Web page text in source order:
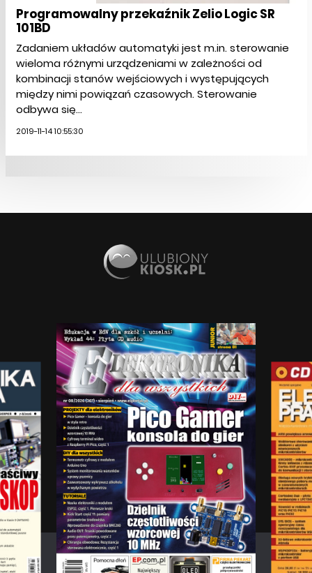
Programowalny przekaźnik Zelio Logic SR
101BD
Zadaniem układów automatyki jest m.in. sterowanie
wieloma różnymi urządzeniami w zależności od
kombinacji stanów wejściowych i występujących
między nimi powiązań czasowych. Sterowanie
odbywa się...
2019-11-14 10:55:30